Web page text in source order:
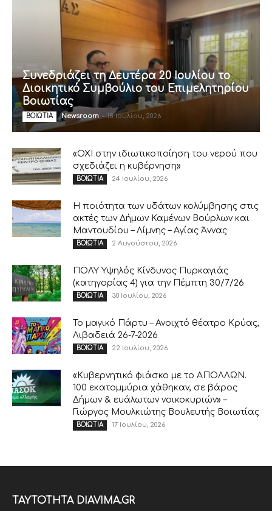
Συνεδριάζει τη Δευτέρα 20 Ιουλίου το
Διοικητικό Συμβούλιο του Επιμελητηρίου
Βοιωτίας
ΒΟΙΩΤΙΑ Newsroom - 18 Ιουλίου, 2026
«ΟΧΙ στην ιδιωτικοποίηση του νερού που
σχεδιάζει η κυβέρνηση»
ΒΟΙΩΤΙΑ 24 Ιουλίου, 2026
Η ποιότητα των υδάτων κολύμβησης στις
ακτές των Δήμων Καμένων Βούρλων και
Μαντουδίου – Λίμνης – Αγίας Άννας
ΒΟΙΩΤΙΑ 2 Αυγούστου, 2026
ΠΟΛΥ Υψηλός Κίνδυνος Πυρκαγιάς
(κατηγορίας 4) για την Πέμπτη 30/7/26
ΒΟΙΩΤΙΑ 30 Ιουλίου, 2026
Το μαγικό Πάρτυ – Ανοιχτό θέατρο Κρύας,
Λιβαδειά 26-7-2026
ΒΟΙΩΤΙΑ 22 Ιουλίου, 2026
«Κυβερνητικό φιάσκο με το ΑΠΟΛΛΩΝ.
100 εκατομμύρια χάθηκαν, σε βάρος
Δήμων & ευάλωτων νοικοκυριών» –
Γιώργος Μουλκιώτης Βουλευτής Βοιωτίας
ΒΟΙΩΤΙΑ 17 Ιουλίου, 2026
ΤΑΥΤΟΤΗΤΑ DIAVIMA.GR